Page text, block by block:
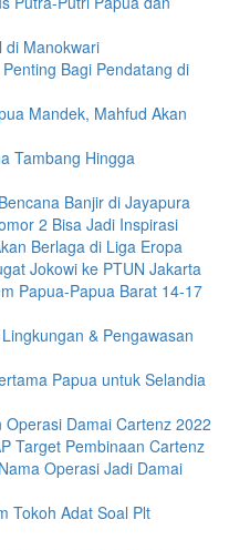
di Manokwari
Bagi Pendatang di
Mandek, Mahfud Akan
Tambang Hingga
Banjir di Jayapura
2 Bisa Jadi Inspirasi
Berlaga di Liga Eropa
Jokowi ke PTUN Jakarta
Papua-Papua Barat 14-17
& Pengawasan
Papua untuk Selandia
Damai Cartenz 2022
Target Pembinaan Cartenz
Operasi Jadi Damai
Tokoh Adat Soal Plt